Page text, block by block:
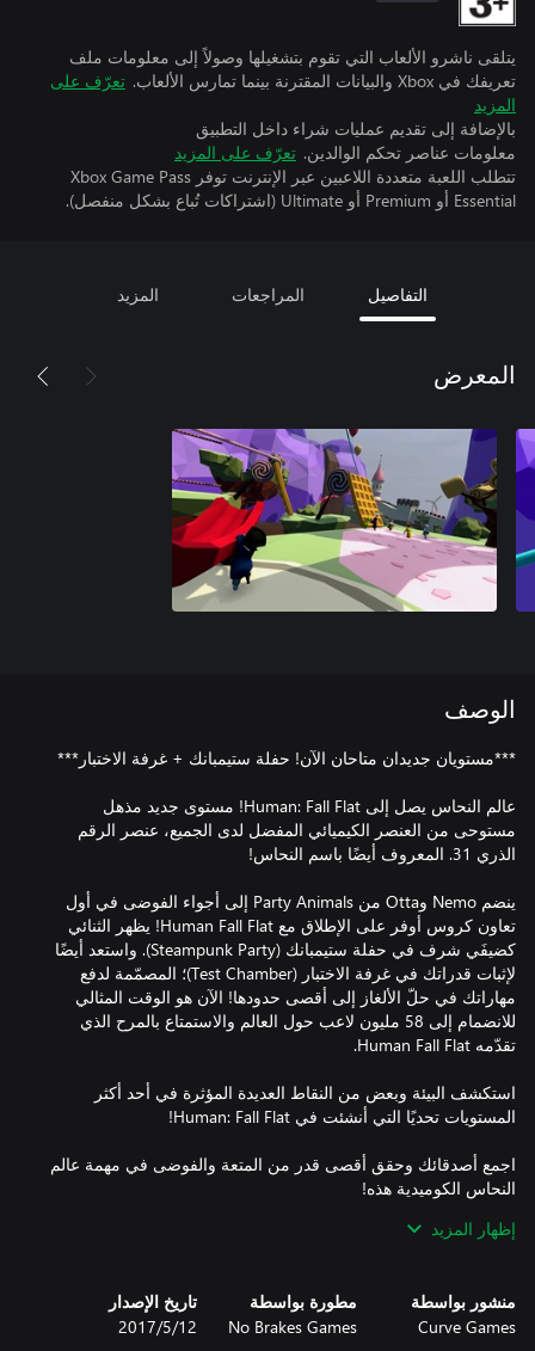
يتلقى ناشرو الألعاب التي تقوم بتشغيلها وصولاً إلى معلومات ملف
تعريفك في Xbox والبيانات المقترنة بينما تمارس الألعاب.
تعرّف على
المزيد
بالإضافة إلى تقديم عمليات شراء داخل التطبيق
معلومات عناصر تحكم الوالدين. تعرّف على المزيد
تتطلب اللعبة متعددة اللاعبين عبر الإنترنت توفر Xbox Game Pass
Essential أو Premium أو Ultimate (اشتراكات تُباع بشكل منفصل).
التفاصيل المراجعات المزيد
المعرض
الوصف
عالم النحاس يصل إلى Human: Fall Flat! مستوى جديد مذهل
مستوحى من العنصر الكيميائي المفضل لدى الجميع، عنصر الرقم
ينضم Nemo وOtta من Party Animals إلى أجواء الفوضى في أول
تعاون كروس أوفر على الإطلاق مع Human Fall Flat! يظهر الثنائي
كضيفَي شرف في حفلة ستيمبانك (Steampunk Party). واستعد أيضًا
لإثبات قدراتك في غرفة الاختبار (Test Chamber)؛ المصمّمة لدفع
مهاراتك في حلّ الألغاز إلى أقصى حدودها! الآن هو الوقت المثالي
للانضمام إلى 58 مليون لاعب حول العالم والاستمتاع بالمرح الذي
استكشف البيئة وبعض من النقاط العديدة المؤثرة في أحد أكثر
اجمع أصدقائك وحقق أقصى قدر من المتعة والفوضى في مهمة عالم
العب منفردًا أو مع بأصدقائك؛ سبعة أصدقاء بجانبك في لعبة تعاونية
يضم أحدث مستوى فوز في مسابقة الورشة جميع التقنيات المتقدمة
التي يمكن أن يحلم بها أي عالم، حتى لو كانت تلك الأحلام تتضمن
إظهار المزيد
منشور بواسطة
Curve Games
مطورة بواسطة
No Brakes Games
تاريخ الإصدار
12‏/5‏/2017